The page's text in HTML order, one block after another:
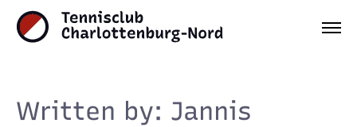
Written by: Jannis